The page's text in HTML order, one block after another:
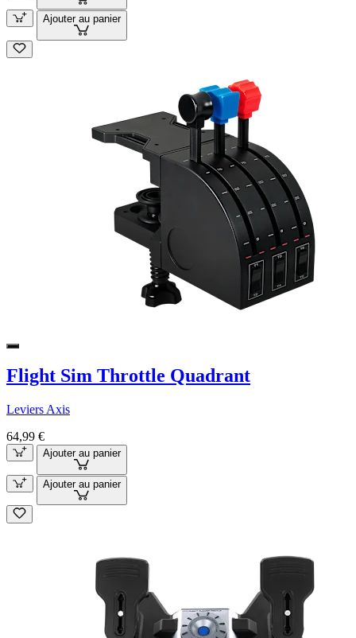
Ajouter au panier
Flight Sim Throttle Quadrant
Leviers Axis
64,99 €
Ajouter au panier
Ajouter au panier